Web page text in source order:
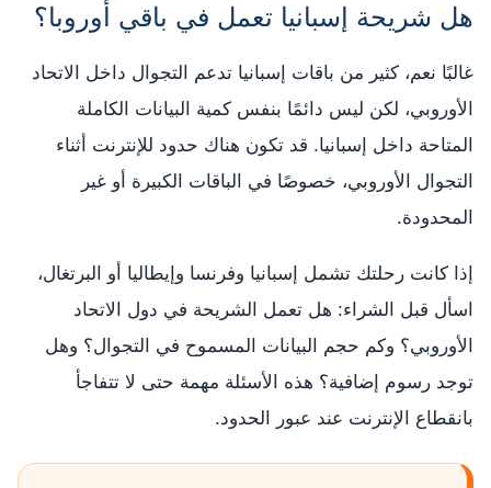
هل شريحة إسبانيا تعمل في باقي أوروبا؟
غالبًا نعم، كثير من باقات إسبانيا تدعم التجوال داخل الاتحاد
الأوروبي، لكن ليس دائمًا بنفس كمية البيانات الكاملة
المتاحة داخل إسبانيا. قد تكون هناك حدود للإنترنت أثناء
التجوال الأوروبي، خصوصًا في الباقات الكبيرة أو غير
المحدودة.
إذا كانت رحلتك تشمل إسبانيا وفرنسا وإيطاليا أو البرتغال،
اسأل قبل الشراء: هل تعمل الشريحة في دول الاتحاد
الأوروبي؟ وكم حجم البيانات المسموح في التجوال؟ وهل
توجد رسوم إضافية؟ هذه الأسئلة مهمة حتى لا تتفاجأ
بانقطاع الإنترنت عند عبور الحدود.